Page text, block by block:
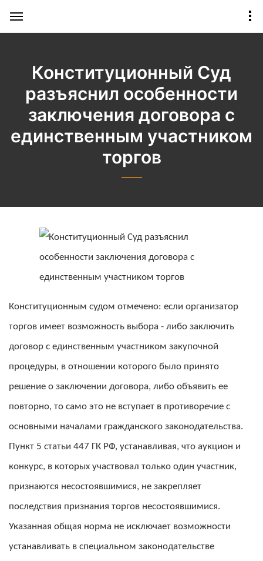
Конституционный Суд
разъяснил особенности
заключения договора с
единственным участником
торгов
Конституционным судом отмечено: если организатор
торгов имеет возможность выбора - либо заключить
договор с единственным участником закупочной
процедуры, в отношении которого было принято
решение о заключении договора, либо объявить ее
повторно, то само это не вступает в противоречие с
основными началами гражданского законодательства.
Пункт 5 статьи 447 ГК РФ, устанавливая, что аукцион и
конкурс, в которых участвовал только один участник,
признаются несостоявшимися, не закрепляет
последствия признания торгов несостоявшимися.
Указанная общая норма не исключает возможности
устанавливать в специальном законодательстве